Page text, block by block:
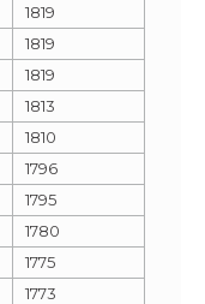
1819
1819
1819
1813
1810
1796
1795
1780
1775
1773